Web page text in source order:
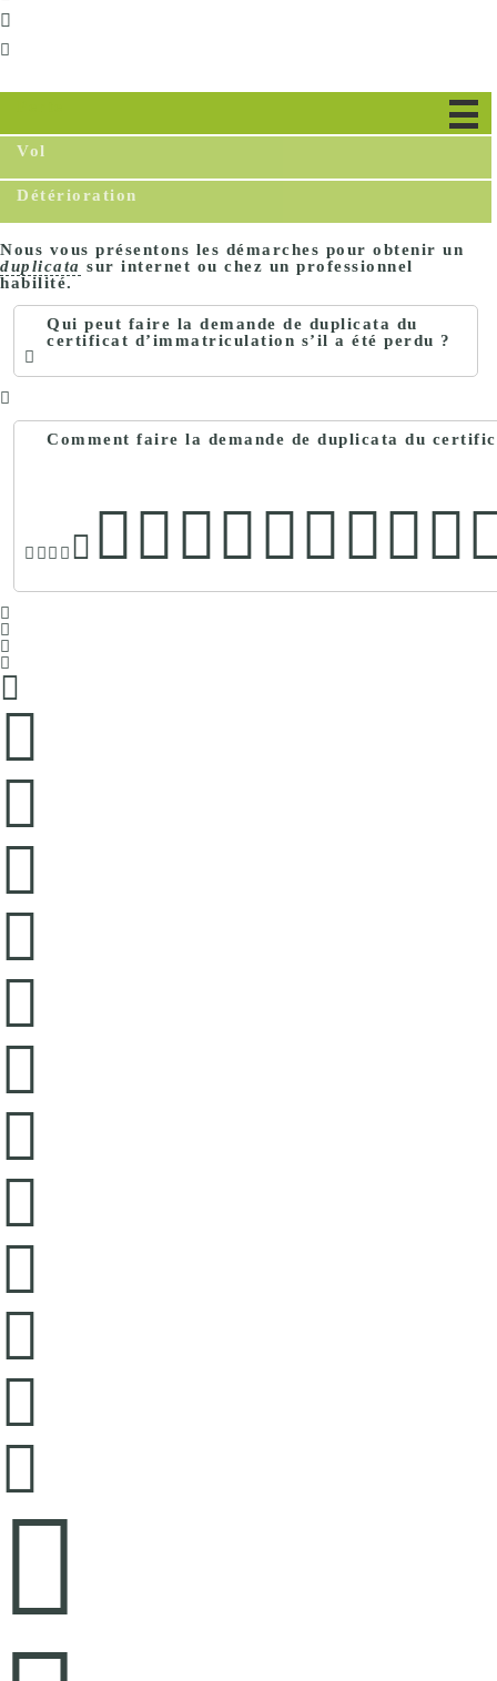
Vol
Détérioration
Nous vous présentons les démarches pour obtenir un
duplicata sur internet ou chez un professionnel
habilité.
Qui peut faire la demande de duplicata du
certificat d’immatriculation s’il a été perdu ?
Comment faire la demande de duplicata du